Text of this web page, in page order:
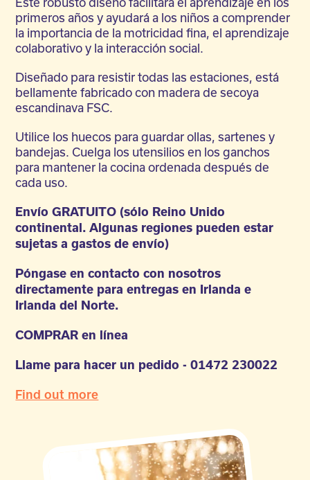
primeros años y ayudará a los niños a comprender
la importancia de la motricidad fina, el aprendizaje
colaborativo y la interacción social.
Diseñado para resistir todas las estaciones, está
bellamente fabricado con madera de secoya
escandinava FSC.
Utilice los huecos para guardar ollas, sartenes y
bandejas. Cuelga los utensilios en los ganchos
para mantener la cocina ordenada después de
cada uso.
Envío GRATUITO (sólo Reino Unido
continental. Algunas regiones pueden estar
sujetas a gastos de envío)
Póngase en contacto con nosotros
directamente para entregas en Irlanda e
Irlanda del Norte.
COMPRAR en línea
Llame para hacer un pedido - 01472 230022
Find out more